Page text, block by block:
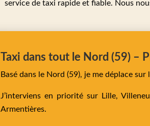
service de taxi rapide et fiable. Nous
Taxi dans tout le Nord (59) –
Basé dans le Nord (59), je me déplace
J’interviens en priorité sur Lille,
Armentières.